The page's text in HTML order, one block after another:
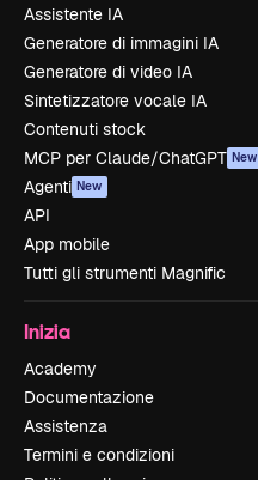
Assistente IA
Generatore di immagini IA
Generatore di video IA
Sintetizzatore vocale IA
Contenuti stock
MCP per Claude/ChatGPT New
Agenti New
API
App mobile
Tutti gli strumenti Magnific
Inizia
Academy
Documentazione
Assistenza
Termini e condizioni